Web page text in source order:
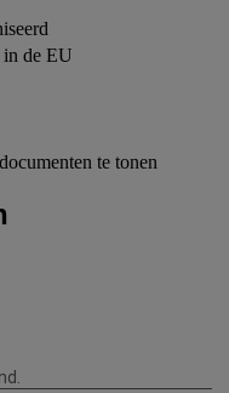
in de EU
te tonen